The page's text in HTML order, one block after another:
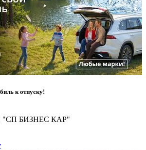
к отпуску!
"СП БИЗНЕС КАР"